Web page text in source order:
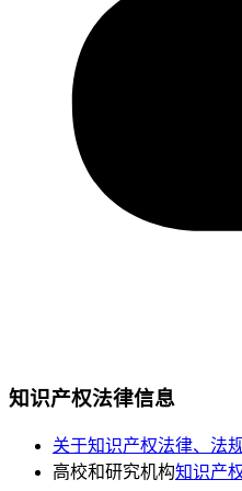
知识产权法律信息
关于知识产权法律、法
高校和研究机构知识产